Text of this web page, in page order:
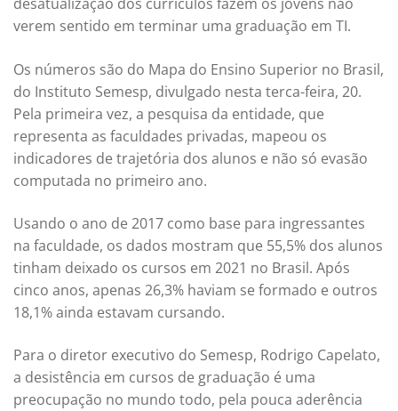
verem sentido em terminar uma graduação em TI.
Os números são do Mapa do Ensino Superior no Brasil,
do Instituto Semesp, divulgado nesta terca-feira, 20.
Pela primeira vez, a pesquisa da entidade, que
representa as faculdades privadas, mapeou os
indicadores de trajetória dos alunos e não só evasão
computada no primeiro ano.
Usando o ano de 2017 como base para ingressantes
na faculdade, os dados mostram que 55,5% dos alunos
tinham deixado os cursos em 2021 no Brasil. Após
cinco anos, apenas 26,3% haviam se formado e outros
18,1% ainda estavam cursando.
Para o diretor executivo do Semesp, Rodrigo Capelato,
a desistência em cursos de graduação é uma
preocupação no mundo todo, pela pouca aderência